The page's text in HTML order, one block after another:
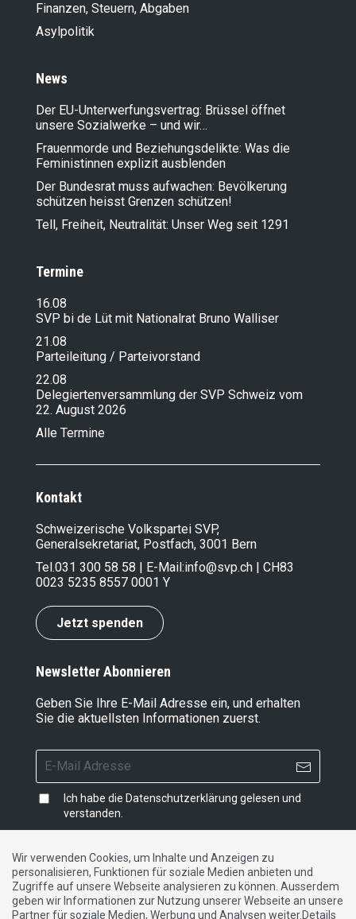
Finanzen, Steuern, Abgaben
Asylpolitik
News
Der EU-Unterwerfungsvertrag: Brüssel öffnet
unsere Sozialwerke – und wir…
Frauenmorde und Beziehungsdelikte: Was die
Feministinnen explizit ausblenden
Der Bundesrat muss aufwachen: Bevölkerung
schützen heisst Grenzen schützen!
Tell, Freiheit, Neutralität: Unser Weg seit 1291
Termine
16.08
SVP bi de Lüt mit Nationalrat Bruno Walliser
21.08
Parteileitung / Parteivorstand
22.08
Delegiertenversammlung der SVP Schweiz vom
22. August 2026
Alle Termine
Kontakt
Schweizerische Volkspartei SVP,
Generalsekretariat, Postfach, 3001 Bern
Tel.031 300 58 58 | E-Mail:info@svp.ch | CH83
0023 5235 8557 0001 Y
Jetzt spenden
Newsletter Abonnieren
Geben Sie Ihre E-Mail Adresse ein, und erhalten
Sie die aktuellsten Informationen zuerst.
Ich habe die Datenschutzerklärung gelesen und
verstanden.
Impressum|Datenschutzerklärung|Kontakt
Wir verwenden Cookies, um Inhalte und Anzeigen zu
personalisieren, Funktionen für soziale Medien anbieten und
Zugriffe auf unsere Webseite analysieren zu können. Ausserdem
geben wir Informationen zur Nutzung unserer Webseite an unsere
Partner für soziale Medien, Werbung und Analysen weiter.Details